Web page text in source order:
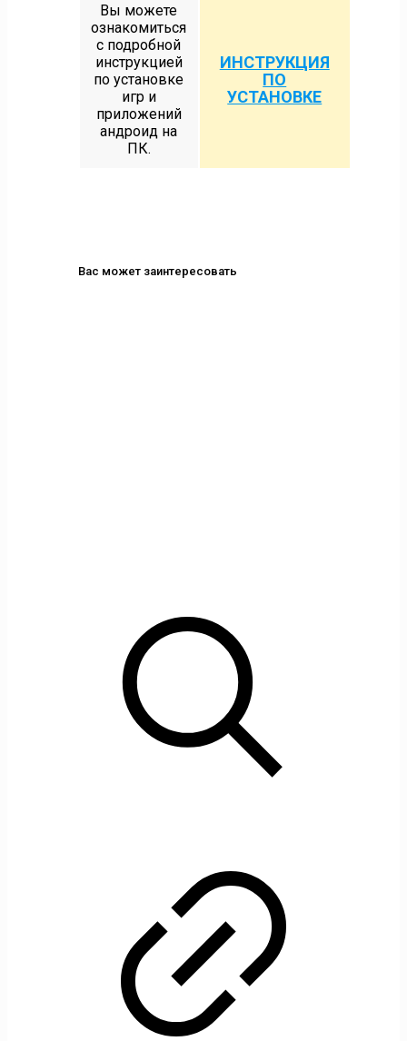
Вы можете
ознакомиться
с подробной
инструкцией
по установке
игр и
приложений
андроид на
ПК.
ИНСТРУКЦИЯ
ПО
УСТАНОВКЕ
Вас может заинтересовать